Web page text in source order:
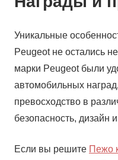
Уникальные
Peugeot не остались
марки Peugeot были
автомобильных
превосходство в
безопасность, дизайн
Если вы решите Пежо